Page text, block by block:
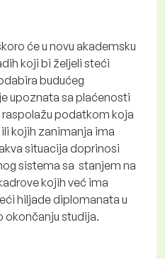
će u novu akademsku
koji bi željeli steći
budućeg
upoznata sa plaćenosti
podatkom koja
kojih zanimanja ima
situacija doprinosi
sistema sa stanjem na
kojih već ima
hiljade diplomanata u
okončanju studija.